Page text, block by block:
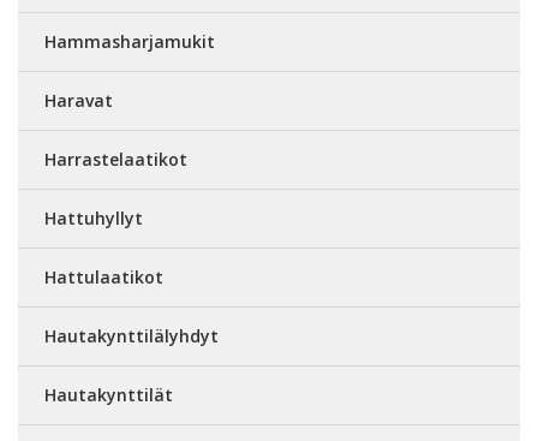
Hammasharjamukit
Haravat
Harrastelaatikot
Hattuhyllyt
Hattulaatikot
Hautakynttilälyhdyt
Hautakynttilät